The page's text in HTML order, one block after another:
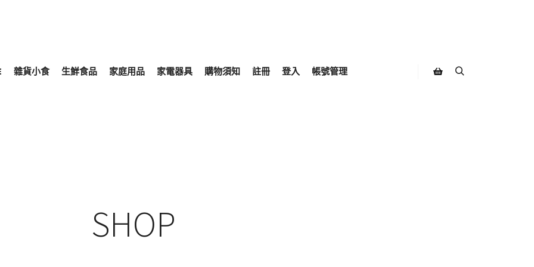
雜貨小食 生鮮食品 家庭用品 家電器具 購物須知 註冊 登入 帳號管理
SHOP